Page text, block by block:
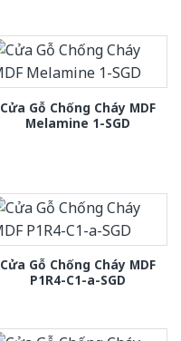
Cửa Gỗ Chống Cháy MDF
Melamine 1-SGD
Cửa Gỗ Chống Cháy MDF
P1R4-C1-a-SGD